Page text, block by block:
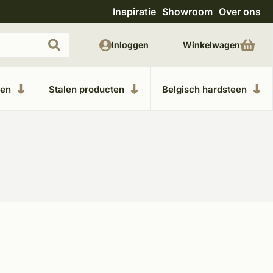
Uitgebreide showroom in Kesteren Unieke
Inspiratie Showroom Over ons
Stalen producten Belgisch hardsteen
Inloggen Winkelwagen